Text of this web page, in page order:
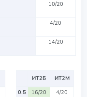
10/20
4/20
14/20
ИТ2Б
ИТ2М
0.5
16/20
4/20